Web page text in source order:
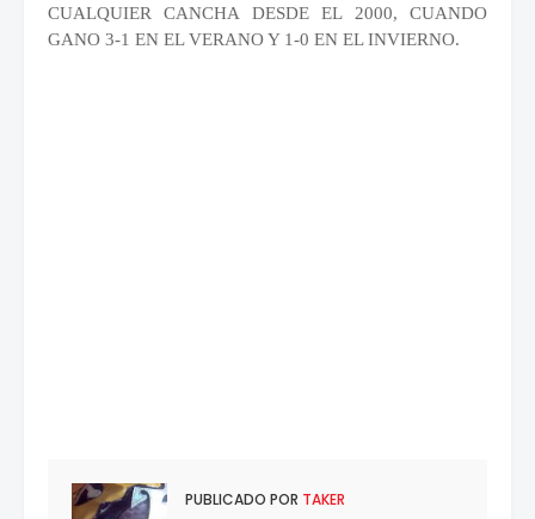
CUALQUIER CANCHA DESDE EL 2000, CUANDO
GANO 3-1 EN EL VERANO Y 1-0 EN EL INVIERNO.
PUBLICADO POR TAKER